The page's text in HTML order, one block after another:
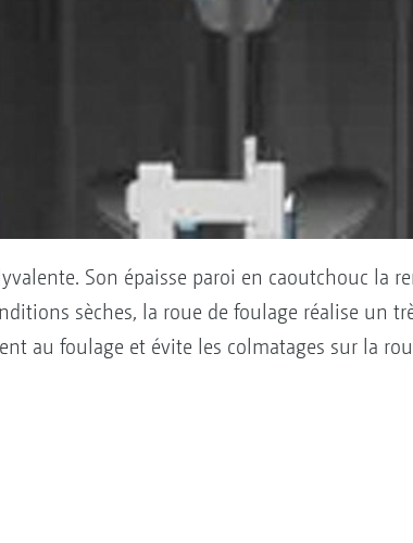
Son épaisse paroi en caoutchouc la
sèches, la roue de foulage réalise un
au foulage et évite les colmatages sur la